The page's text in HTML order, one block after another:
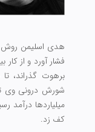
هدی اسلیمن روش
فشار آورد و از
برهوت گذراند، تا
شورش درونی وی
میلیاردها درآمد
کف زد.